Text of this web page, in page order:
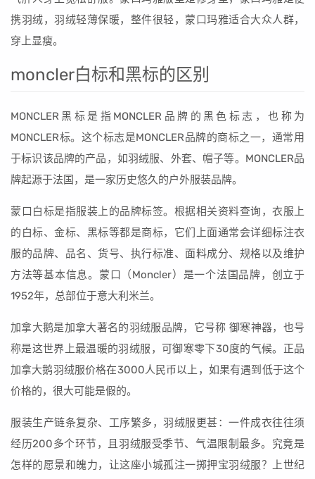
携羽绒，羽绒轻薄保暖，整件很轻，蒙口玛雅适合大众人群，
穿上显瘦。
moncler白标和黑标的区别
MONCLER黑标是指MONCLER品牌的黑色标志，也称为
MONCLER标。这个标志是MONCLER品牌的商标之一，通常用
于标识该品牌的产品，如羽绒服、外套、帽子等。MONCLER品
牌起源于法国，是一家历史悠久的户外服装品牌。
蒙口白标是指服装上的品牌标签。根据相关资料查询，衣服上
的白标、金标、黑标等都是商标，它们上面通常会详细标注衣
服的品牌、品名、货号、执行标准、面料成分、规格以及维护
方法等基本信息。蒙口（Moncler）是一个法国品牌，创立于
1952年，总部位于意大利米兰。
加拿大鹅是加拿大著名的羽绒服品牌，它号称 御寒神器，也号
称是这世界上最温暖的羽绒服，可御寒零下30度的气候。正品
加拿大鹅羽绒服价格在3000人民币以上，如果有遇到低于这个
价格的，很大可能是假的。
服装生产链条复杂、工序繁多，羽绒服更甚：一件成衣往往须
经历200多个环节，且羽绒服受季节、气温限制最多。究竟是
怎样的愿景和魄力，让这座小城孤注一掷押宝羽绒服？上世纪